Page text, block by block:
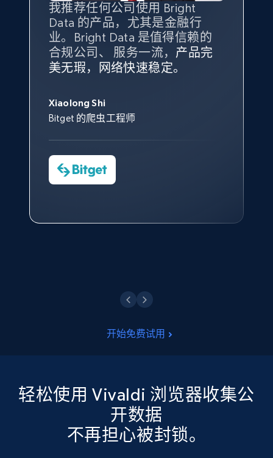
我推荐任何公司使用 Bright
Data 的产品，尤其是金融行
业。Bright Data 是值得信赖的
合规公司、 服务一流， 产品完
美无瑕，网络快速稳定。
Xiaolong Shi
Bitget 的爬虫工程师
Bright Data 拥有自有代理基础
设施，助您持续获取网络数据。
帮助您轻松绕过烦人的验证码
（CAPTCHA）。
数据科学专家
根据我的使用体验，Bright Data
的服务价值不可估量。Bright
共网络数据以满足需求，并通过
其支持团队和开发团队，让我们
Charmagne Cruz
—— Shopee Philippines Inc. 报告与分析、
最重要的是拥有质量 最好、
最多的数据，而这正是 Bright
Data 和 tgndata 发挥作用的地
方。
tgndata 的首席执行官 (CEO)
我们对 Bright Data 的可靠性印
象深刻，对整体服务也非常满
沟通，他的协助对我们非常有帮
助。
Convert Group 的 CTO
我们对与 Bright Data 的合作感
到非常满意。各方面都很不错，
服务和支持团队也非常认可。
开始免费试用
轻松使用 Vivaldi 浏览器收集公
开数据
不再担心被封锁。